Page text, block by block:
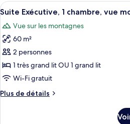
Afficher
toutes
les
photos
pour
ce
type
chambre :
Une
6
Suite Exécutive, 1 chambre, vue
Vue sur les montagnes
60 m²
2 personnes
1 très grand lit OU 1 grand lit
Wi-Fi gratuit
Plus de détails
Plus